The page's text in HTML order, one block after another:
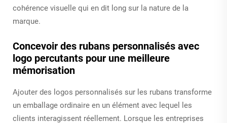
cohérence visuelle qui en dit long sur la nature de la
marque.
Concevoir des rubans personnalisés avec
logo percutants pour une meilleure
mémorisation
Ajouter des logos personnalisés sur les rubans transforme
un emballage ordinaire en un élément avec lequel les
clients interagissent réellement. Lorsque les entreprises